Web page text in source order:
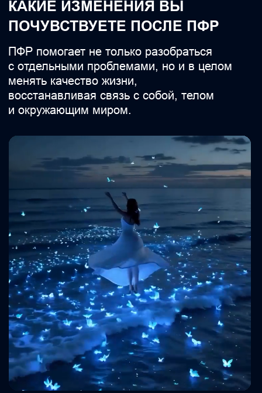
ТАТЬЯНА ЛАСТОЧКИНА
АВТОР ПРОЕКТА
Дипломированный специалист
по психофункциональной разблокировке
Член Союза психотерапевтов
Гипно-энерго-терапевт
Регрессолог
Прогрессор космоэнергетики
Педагогическое
Дополнительная профессиональная
специализация:
Базовое образование: